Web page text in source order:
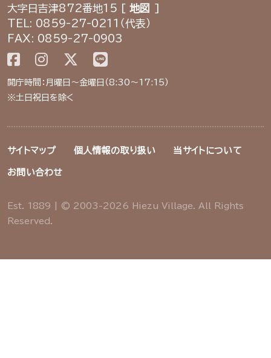
大字日吉津872番地15 [ 地図
TEL: 0859-27-0211（代表）
FAX: 0859-27-0903
開庁時間：月曜日～金曜日（8:30～17:15）
※土日祝日を除く
サイトマップ 個人情報の取り扱い 当サイトについて
お問い合わせ
Est. 1889 | © 2003-2026 Hiezu Village. All Rights
Reserved.